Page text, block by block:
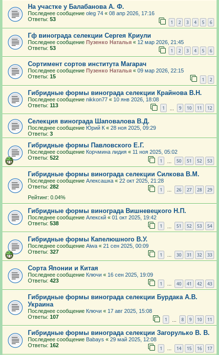
На участке у Балабанова А. Ф.
Последнее сообщение oleg 74 « 08 апр 2026, 17:16
Ответы: 53 1 2 3 4 5 6
Гф винограда селекции Сергея Криули
Последнее сообщение Пузенко Наталья « 12 мар 2026, 21:45
Ответы: 53 1 2 3 4 5 6
Сортимент сортов института Магарач
Последнее сообщение Пузенко Наталья « 09 мар 2026, 22:15
Ответы: 15 1 2
Гибридные формы винограда селекции Крайнова В.Н.
Последнее сообщение nikkon77 « 10 янв 2026, 18:08
Ответы: 113 1 9 10 11 12
Селекция винограда Шаповалова В.Д.
Последнее сообщение Юрий К« 28 ноя 2025, 09:29
Ответы: 3
Гибридные формы Павловского Е.Г.
Последнее сообщение Корчмина лидия « 11 ноя 2025, 05:02
Ответы: 522 1 50 51 52 53
Гибридные формы винограда селекции Силкова В.М.
Последнее сообщение Алексашка « 22 окт 2025, 21:28
Ответы: 282 1 … 26 27 28 29
Рейтинг: 0.04%
Гибридные формы винограда Вишневецкого Н.П.
Последнее сообщение Алекскй « 01 окт 2025, 19:42
Ответы: 538 1 51 52 53 54
Гибридные формы Капелюшного В.У.
Последнее сообщение Aiwa « 21 сен 2025, 00:09
Ответы: 327 1 … 30 31 32 33
Сорта Японии и Китая
Последнее сообщение Ключи « 16 сен 2025, 19:09
Ответы: 423 1 … 40 41 42 43
Гибридные формы винограда селекции Бурдака А.В.
Украина
Последнее сообщение Ключи « 17 авг 2025, 15:08
Ответы: 107 1 8 9 10 11
Гибридные формы винограда селекции Загорулько В. В.
Последнее сообщение Babays « 29 май 2025, 12:08
Ответы: 162 1 … 14 15 16 17